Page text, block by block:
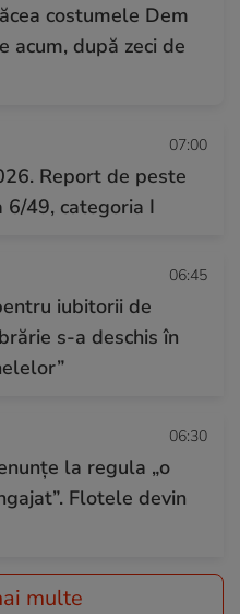
costumele Dem
acum, după zeci de
07:00
Report de peste
6/49, categoria I
06:45
iubitorii de
s-a deschis în
06:30
la regula „o
Flotele devin
multe